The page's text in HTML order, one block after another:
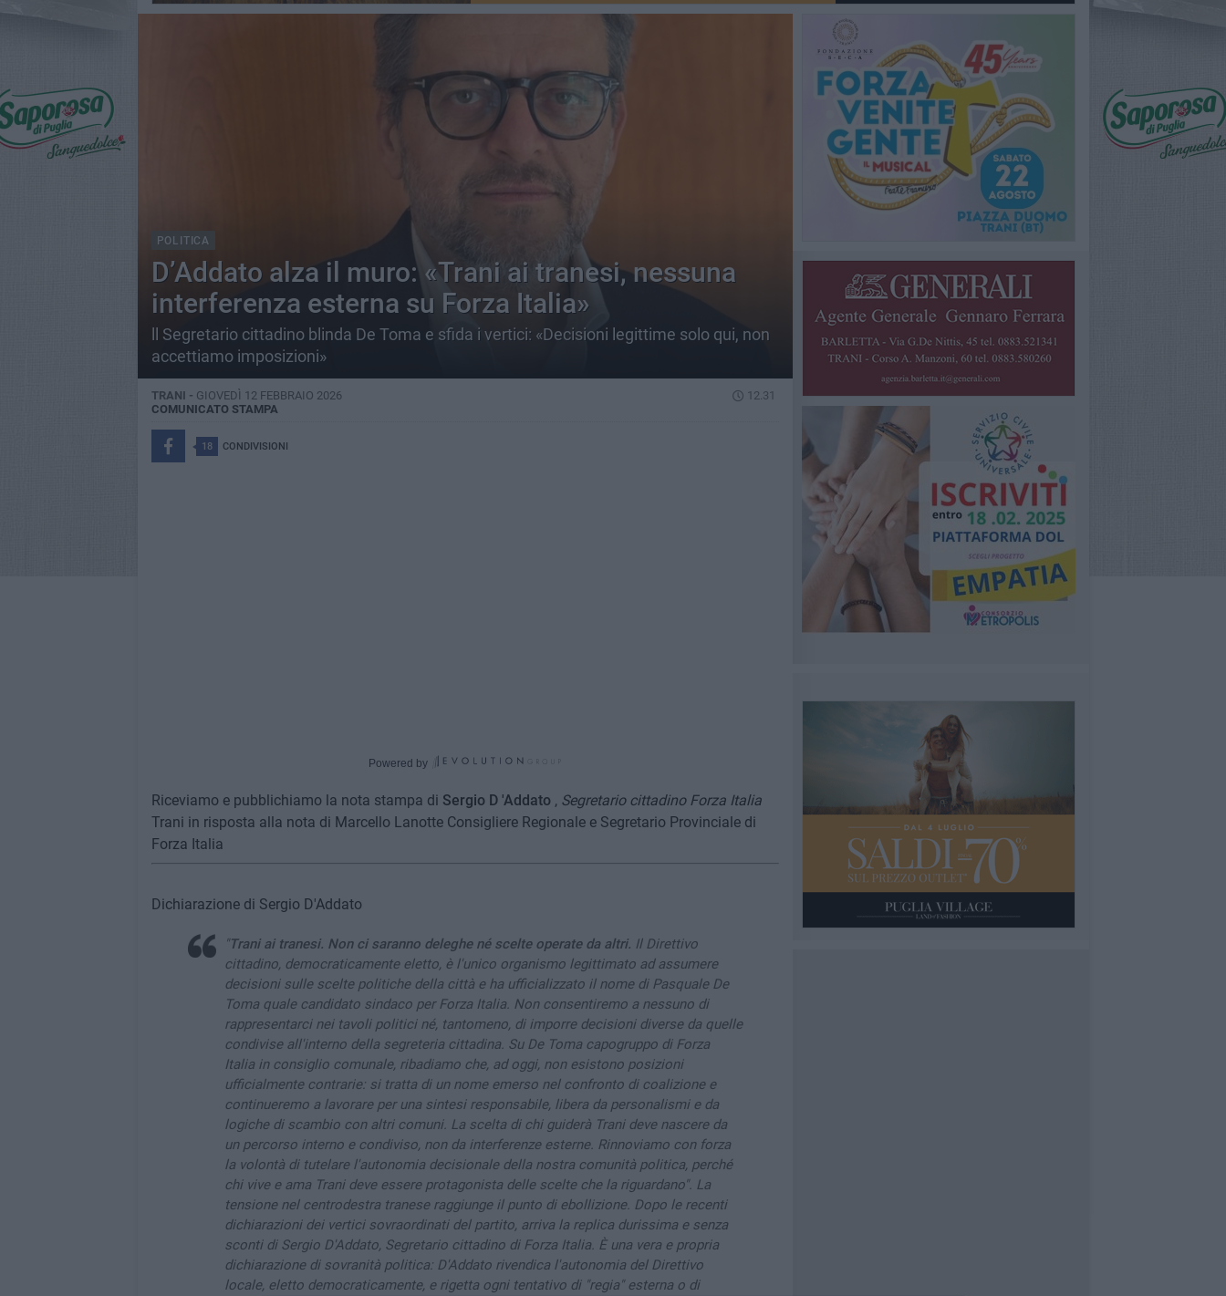
POLITICA
D’Addato alza il muro: «Trani ai tranesi, nessuna
interferenza esterna su Forza Italia»
ll Segretario cittadino blinda De Toma e sfida i vertici: «Decisioni legittime solo qui, non
accettiamo imposizioni»
TRANI - GIOVEDÌ 12 FEBBRAIO 2026
12.31
COMUNICATO STAMPA
18 CONDIVISIONI
Powered by
Riceviamo e pubblichiamo la nota stampa di Sergio D 'Addato, Segretario cittadino Forza Italia
Trani in risposta alla nota di Marcello Lanotte Consigliere Regionale e Segretario Provinciale di
Forza Italia
Dichiarazione di Sergio D'Addato
"Trani ai tranesi. Non ci saranno deleghe né scelte operate da altri. Il Direttivo
cittadino, democraticamente eletto, è l'unico organismo legittimato ad assumere
decisioni sulle scelte politiche della città e ha ufficializzato il nome di Pasquale De
Toma quale candidato sindaco per Forza Italia. Non consentiremo a nessuno di
rappresentarci nei tavoli politici né, tantomeno, di imporre decisioni diverse da quelle
condivise all'interno della segreteria cittadina. Su De Toma capogruppo di Forza
Italia in consiglio comunale, ribadiamo che, ad oggi, non esistono posizioni
ufficialmente contrarie: si tratta di un nome emerso nel confronto di coalizione e
continueremo a lavorare per una sintesi responsabile, libera da personalismi e da
logiche di scambio con altri comuni. La scelta di chi guiderà Trani deve nascere da
un percorso interno e condiviso, non da interferenze esterne. Rinnoviamo con forza
la volontà di tutelare l'autonomia decisionale della nostra comunità politica, perché
chi vive e ama Trani deve essere protagonista delle scelte che la riguardano". La
tensione nel centrodestra tranese raggiunge il punto di ebollizione. Dopo le recenti
dichiarazioni dei vertici sovraordinati del partito, arriva la replica durissima e senza
sconti di Sergio D'Addato, Segretario cittadino di Forza Italia. È una vera e propria
dichiarazione di sovranità politica: D'Addato rivendica l'autonomia del Direttivo
locale, eletto democraticamente, e rigetta ogni tentativo di "regia" esterna o di